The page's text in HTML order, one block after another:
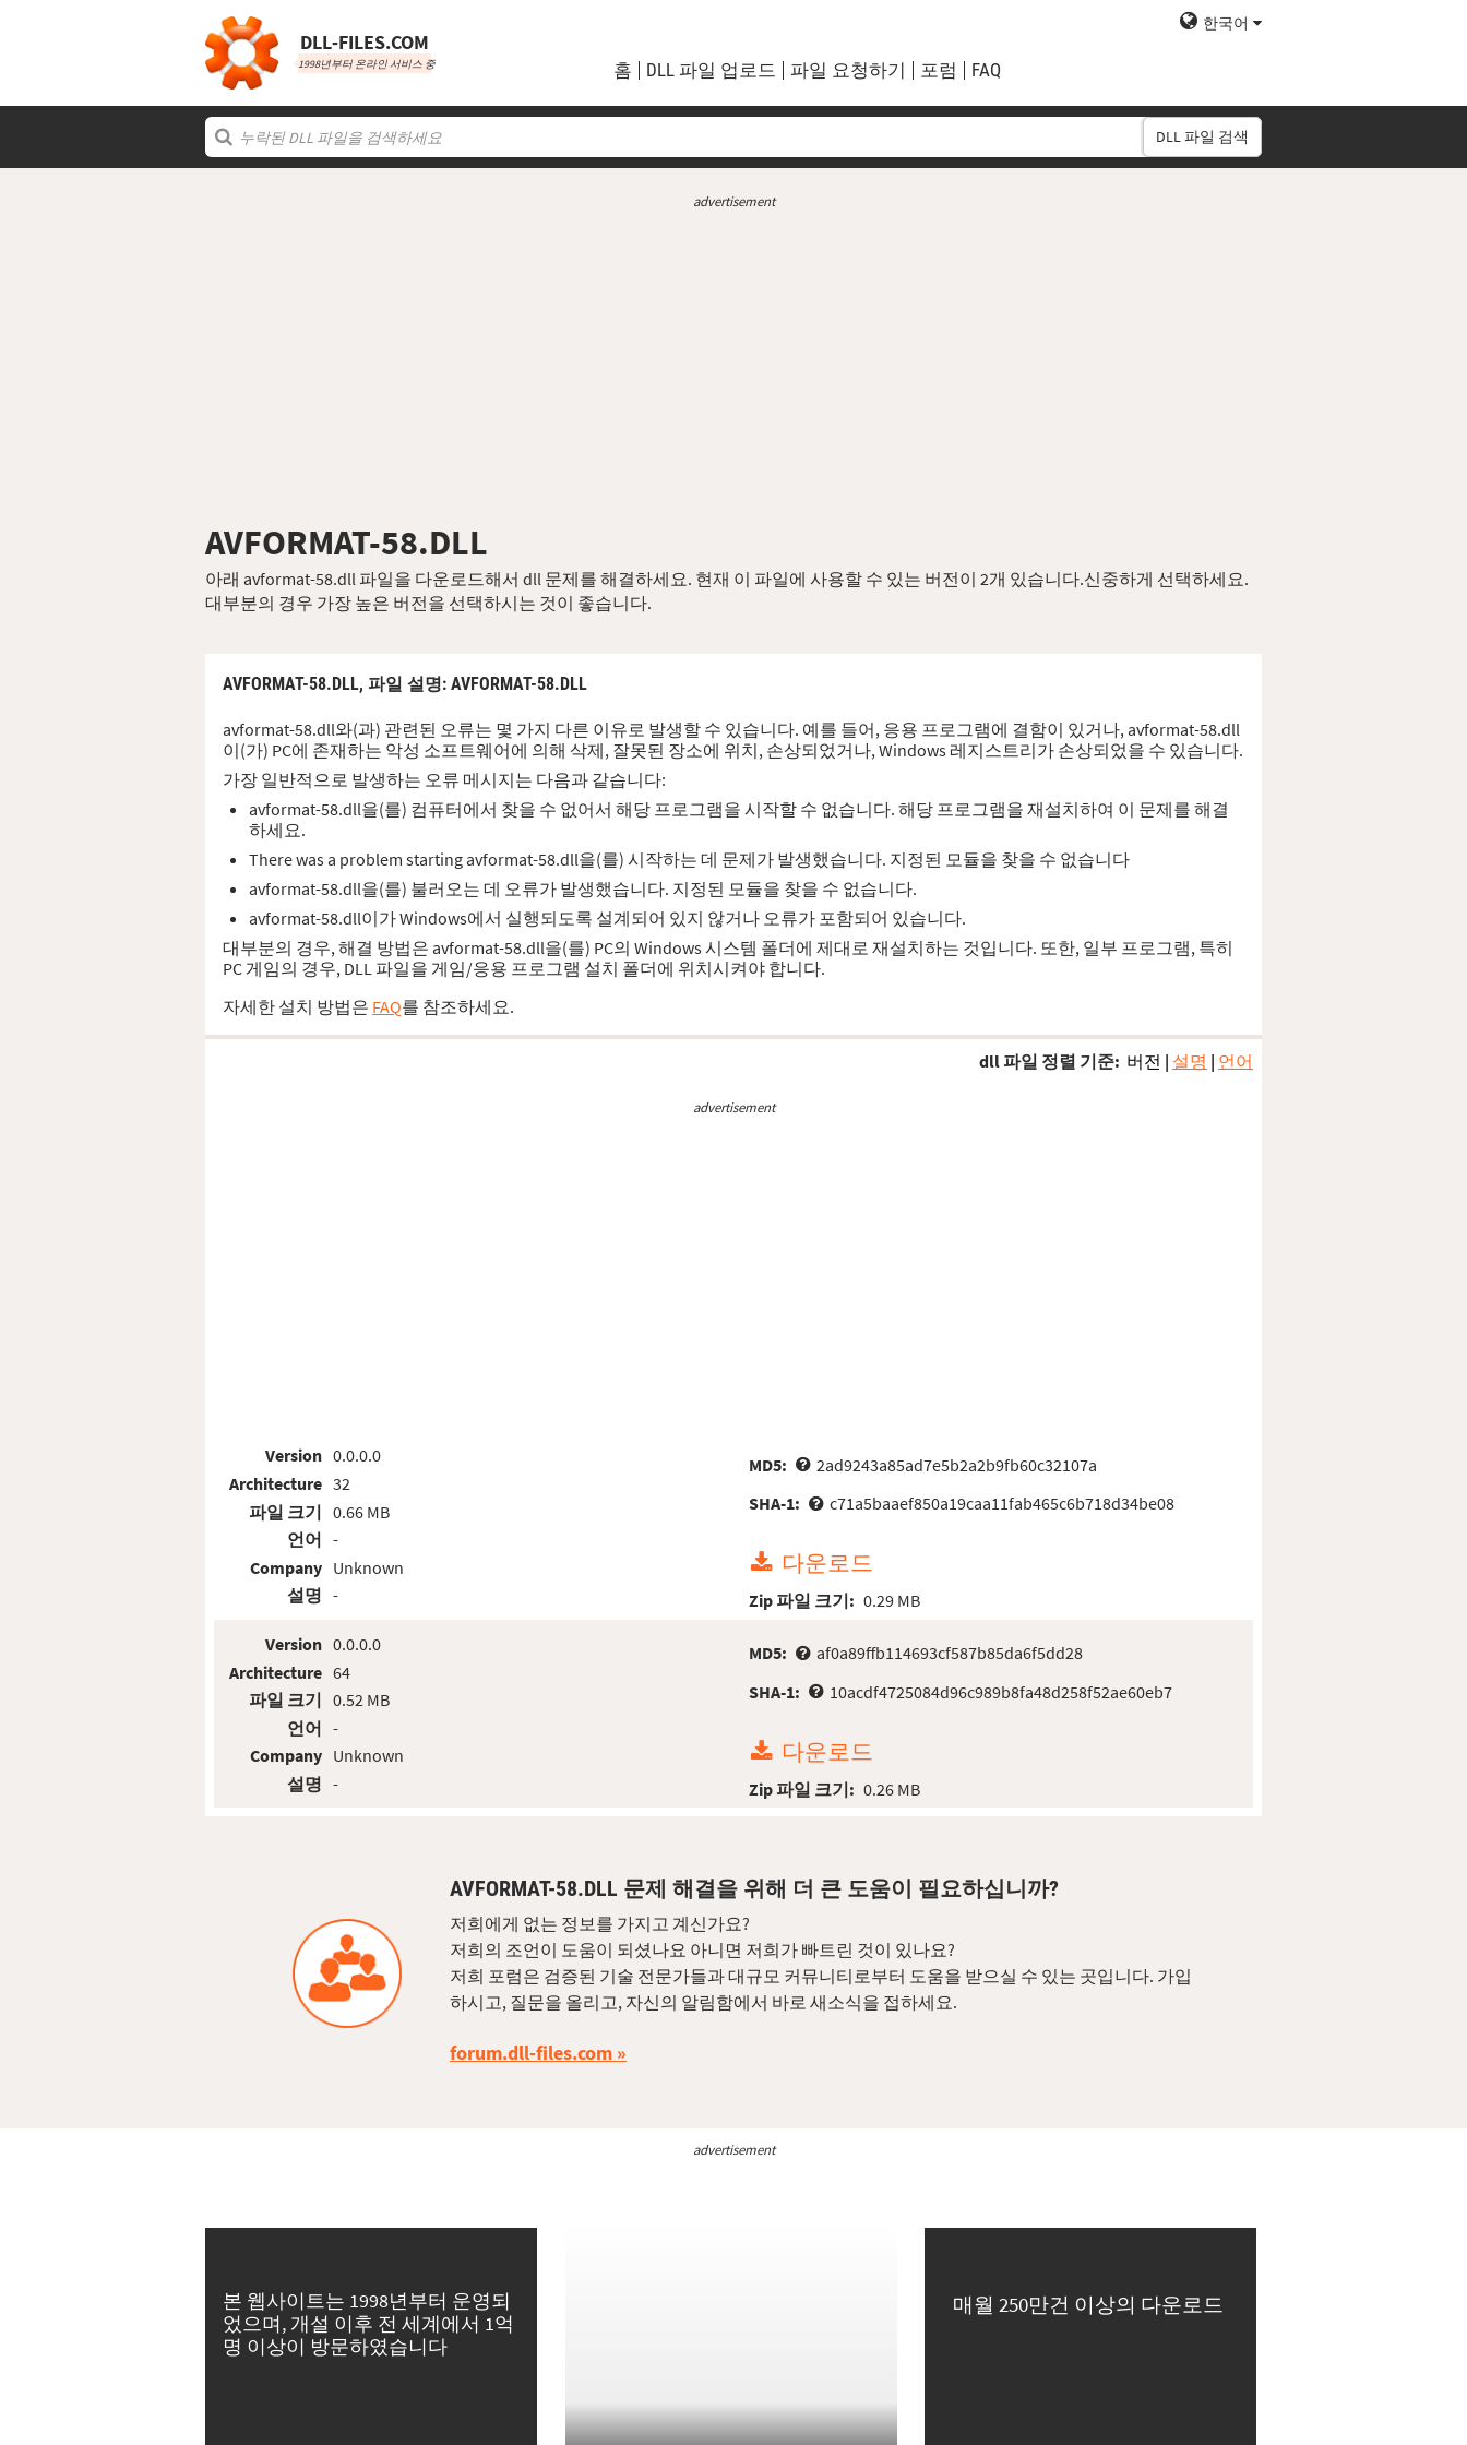
DLL‑FILES.COM
1998년부터 온라인 서비스 중
한국어
홈 DLL 파일 업로드 파일 요청하기 포럼 FAQ
DLL 파일 검색
advertisement
AVFORMAT-58.DLL
아래 avformat-58.dll 파일을 다운로드해서 dll 문제를 해결하세요. 현재 이 파일에 사용할 수 있는 버전이 2개 있습니다.신중하게 선택하세요.
대부분의 경우 가장 높은 버전을 선택하시는 것이 좋습니다.
AVFORMAT-58.DLL, 파일 설명: AVFORMAT-58.DLL
avformat-58.dll와(과) 관련된 오류는 몇 가지 다른 이유로 발생할 수 있습니다. 예를 들어, 응용 프로그램에 결함이 있거나, avformat-58.dll
이(가) PC에 존재하는 악성 소프트웨어에 의해 삭제, 잘못된 장소에 위치, 손상되었거나, Windows 레지스트리가 손상되었을 수 있습니다.
가장 일반적으로 발생하는 오류 메시지는 다음과 같습니다:
avformat-58.dll을(를) 컴퓨터에서 찾을 수 없어서 해당 프로그램을 시작할 수 없습니다. 해당 프로그램을 재설치하여 이 문제를 해결
하세요.
There was a problem starting avformat-58.dll을(를) 시작하는 데 문제가 발생했습니다. 지정된 모듈을 찾을 수 없습니다
avformat-58.dll을(를) 불러오는 데 오류가 발생했습니다. 지정된 모듈을 찾을 수 없습니다.
avformat-58.dll이가 Windows에서 실행되도록 설계되어 있지 않거나 오류가 포함되어 있습니다.
대부분의 경우, 해결 방법은 avformat-58.dll을(를) PC의 Windows 시스템 폴더에 제대로 재설치하는 것입니다. 또한, 일부 프로그램, 특히
PC 게임의 경우, DLL 파일을 게임/응용 프로그램 설치 폴더에 위치시켜야 합니다.
자세한 설치 방법은 FAQ를 참조하세요.
dll 파일 정렬 기준: 버전 | 설명 | 언어
advertisement
Version
Architecture
파일 크기
언어
Company
설명
0.0.0.0
32
0.66 MB
-
Unknown
-
MD5:
2ad9243a85ad7e5b2a2b9fb60c32107a
SHA-1:
c71a5baaef850a19caa11fab465c6b718d34be08
다운로드
Zip 파일 크기: 0.29 MB
Version
Architecture
파일 크기
언어
Company
설명
0.0.0.0
64
0.52 MB
-
Unknown
-
MD5:
af0a89ffb114693cf587b85da6f5dd28
SHA-1:
10acdf4725084d96c989b8fa48d258f52ae60eb7
다운로드
Zip 파일 크기: 0.26 MB
AVFORMAT-58.DLL 문제 해결을 위해 더 큰 도움이 필요하십니까?
저희에게 없는 정보를 가지고 계신가요?
저희의 조언이 도움이 되셨나요 아니면 저희가 빠트린 것이 있나요?
저희 포럼은 검증된 기술 전문가들과 대규모 커뮤니티로부터 도움을 받으실 수 있는 곳입니다. 가입
하시고, 질문을 올리고, 자신의 알림함에서 바로 새소식을 접하세요.
forum.dll-files.com
advertisement
본 웹사이트는 1998년부터 운영되
었으며, 개설 이후 전 세계에서 1억
명 이상이 방문하였습니다
매월 250만건 이상의 다운로드